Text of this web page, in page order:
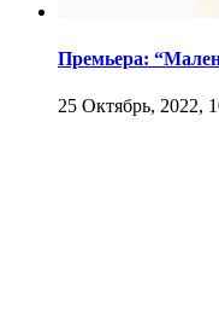
Премьера:
25 Октябрь, 2022,